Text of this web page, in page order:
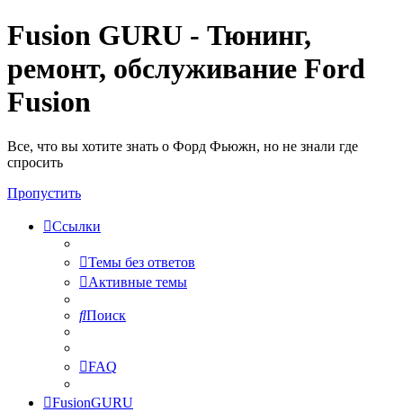
Fusion GURU - Тюнинг,
ремонт, обслуживание Ford
Fusion
Все, что вы хотите знать о Форд Фьюжн, но не знали где
спросить
Пропустить
Ссылки
Темы без ответов
Активные темы
Поиск
FAQ
FusionGURU